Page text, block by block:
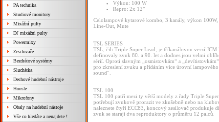
PA technika
Studiové monitory
Mixážní pulty
DJ mixážní pulty
Powermixy
Zesilovače
Bezdrátové systémy
Sluchátka
Dechové hudební nástroje
Housle
Mikrofony
Obaly na hudební nástoje
Vše co hledáte a nenajdete !
Výkon: 100 W
Repro: 2x 12"
Celolampové kytarové kombo, 3 kanály, výkon
Line-Out, Mute
TSL SERIES
TSL, čili Triple Super Lead, je tříkanálovou verzí JCM
definovaly zvuk 80. a 90. let a dodnes jsou velmi
sérií. Oproti slavným „osmistovkám“ a
pro zkreslení zvuku a přidáním více úrovní
sound“.
TSL 100
TSL 100 patří mezi ty větší modely z řady Triple
potřebují zvukově prorazit ve zkušebně nebo na
naleznete čtyři ECC83, koncový zesilovač produkuje
zvuk se starají dva reproduktory o průměru 12 palců.